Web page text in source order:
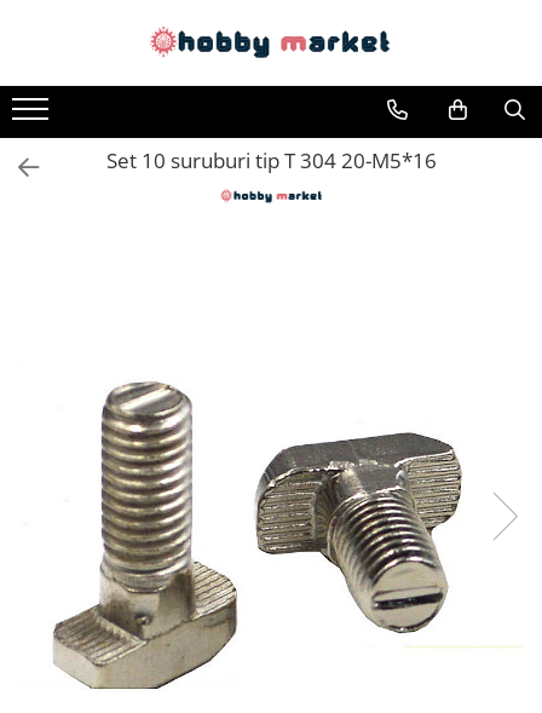
Piese si componente imprimante
Piese electrice si electronice
Piese mecanice
Pat printare
Cap printare
Duze
Extrudere si accesorii
Set 10 suruburi tip T 304 20-M5*16